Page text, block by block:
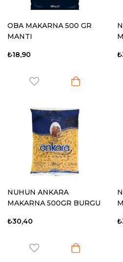
OBA MAKARNA 500 GR
MANTI
₺18,90
NUHUN ANKARA
MAKARNA 500GR BURGU
₺30,40